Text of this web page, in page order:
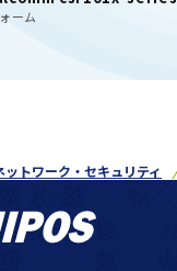
ーム
ットワーク・セキュリティ